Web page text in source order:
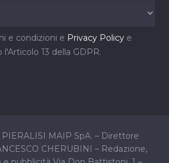
e condizioni e Privacy Policy e
13 della GDPR.
MAIP SpA. – Direttore
CHERUBINI – Redazione,